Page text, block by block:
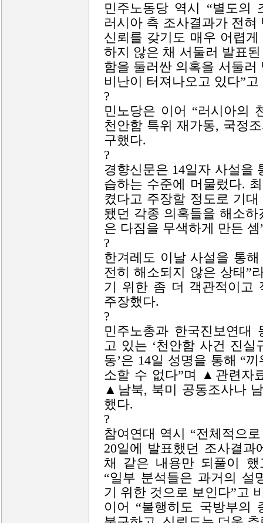
민주노동당 역시 “별도의
러시아 측 조사결과가 전
신뢰를 갖기도 매우 어렵
하지 않은 채 서둘러 발표
함을 둘러싼 의혹을 서둘
비난이 터져나오고 있다”
?
민노당은 이어 “러시아의
천안함 특위 재가동, 국정
구했다.
?
경향신문은 14일자 사설을
습하는 수준에 머물렀다.
켰다고 주장할 정도로 기
됐던 각종 의혹들을 해소
은 다짐을 무색하게 만든
?
한겨레도 이날 사설을 통
전히 해소되지 않은 상태”
기 위한 좀 더 객관적이고
주장했다.
?
민주노총과 한국진보연대
고 있는 ‘천안함 사건 진
동’은 14일 성명을 통해 “
소할 수 없다”며 ▲관련
▲남북, 북미 공동조사나
했다.
?
참여연대 역시 “전체적으
20일에 발표했던 조사결
채 같은 내용만 되풀이 했
“일부 분석들은 과거의 설
기 위한 것으로 보인다”고
이어 “불행히도 국방부의